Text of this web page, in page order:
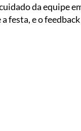
da equipe
festa, e o